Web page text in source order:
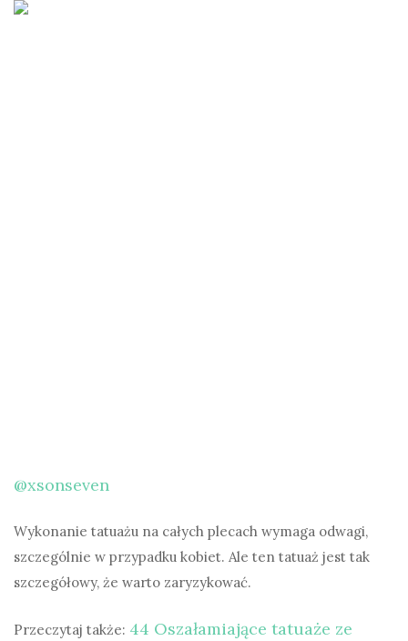
@xsonseven
Wykonanie tatuażu na całych plecach wymaga odwagi,
szczególnie w przypadku kobiet. Ale ten tatuaż jest tak
szczegółowy, że warto zaryzykować.
Przeczytaj także: 44 Oszałamiające tatuaże ze